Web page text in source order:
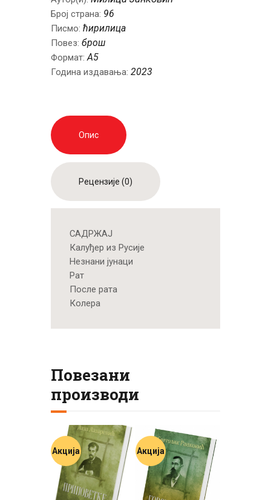
Број страна: 96
Писмо: ћирилица
Повез: брош
Формат:А5
Година издавања: 2023
Опис
Рецензије (0)
САДРЖАЈ
Калуђер из Русије
Незнани јунаци
Рат
После рата
Колера
Повезани
производи
Акција Акција